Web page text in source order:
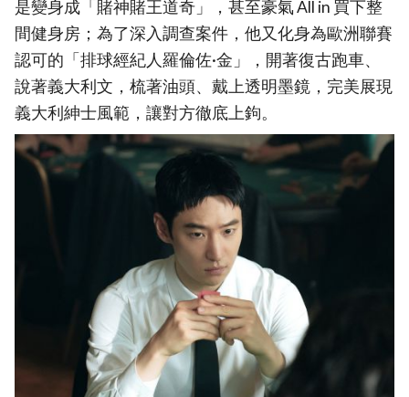
是變身成「賭神賭王道奇」，甚至豪氣 All in 買下整
間健身房；為了深入調查案件，他又化身為歐洲聯賽
認可的「排球經紀人羅倫佐·金」，開著復古跑車、
說著義大利文，梳著油頭、戴上透明墨鏡，完美展現
義大利紳士風範，讓對方徹底上鉤。